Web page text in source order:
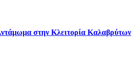
στην Κλειτορία Καλαβρύτων